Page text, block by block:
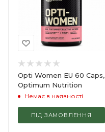
Opti Women EU 60 Caps,
Optimum Nutrition
Немає в наявності
ПІД ЗАМОВЛЕННЯ